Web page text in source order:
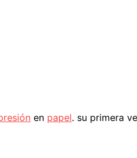
en papel. su primera